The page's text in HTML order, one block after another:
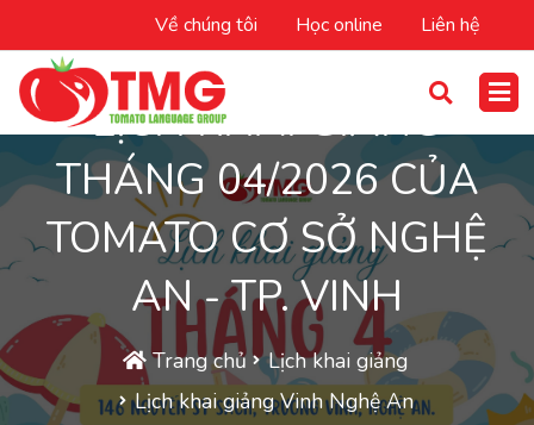
Về chúng tôi Học online Liên hệ
LỊCH KHAI GIẢNG
THÁNG 04/2026 CỦA
TOMATO CƠ SỞ NGHỆ
AN - TP. VINH
Trang chủ
Lịch khai giảng
Lịch khai giảng Vinh Nghệ An